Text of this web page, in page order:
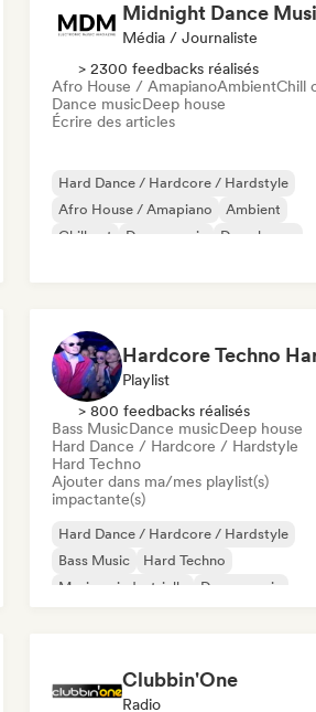
Midnight Dance
Média / Journaliste
> 2300 feedbacks réalisés
Afro House / AmapianoAmbientChill
Dance musicDeep house
Écrire des articles
Hard Dance / Hardcore / Hardstyle
Afro House / Amapiano
Ambient
Chill out
Dance music
Deep house
Playlist
> 800 feedbacks réalisés
Bass MusicDance musicDeep house
Hard Dance / Hardcore / Hardstyle
Hard Techno
Ajouter dans ma/mes playlist(s)
impactante(s)
Hard Dance / Hardcore / Hardstyle
Bass Music
Hard Techno
Musique industrielle
Dance music
Clubbin'One
Radio